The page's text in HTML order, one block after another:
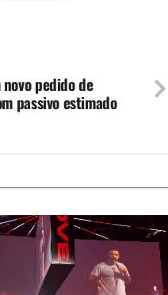
pedido de
passivo estimado